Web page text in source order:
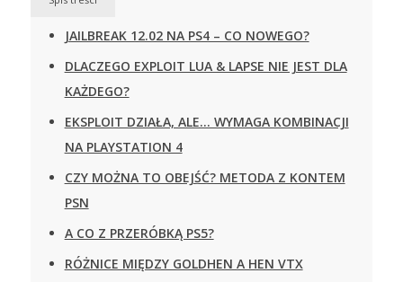
JAILBREAK 12.02 NA PS4 – CO NOWEGO?
DLACZEGO EXPLOIT LUA & LAPSE NIE JEST DLA
KAŻDEGO?
EKSPLOIT DZIAŁA, ALE… WYMAGA KOMBINACJI
NA PLAYSTATION 4
CZY MOŻNA TO OBEJŚĆ? METODA Z KONTEM
PSN
A CO Z PRZERÓBKĄ PS5?
RÓŻNICE MIĘDZY GOLDHEN A HEN VTX